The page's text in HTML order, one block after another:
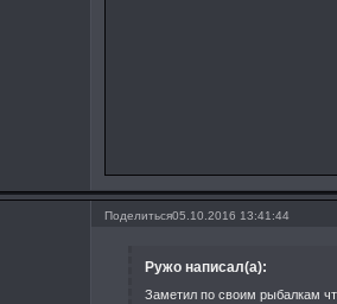
Поделиться05.10.2016 13:41:44
Ружо написал(а):
Заметил по своим рыбалкам